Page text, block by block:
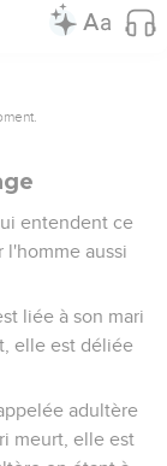
entendent ce
l'homme aussi
liée à son mari
elle est déliée
adultère
meurt, elle est